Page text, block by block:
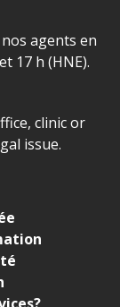
agents en
17 h (HNE).
clinic or
issue.